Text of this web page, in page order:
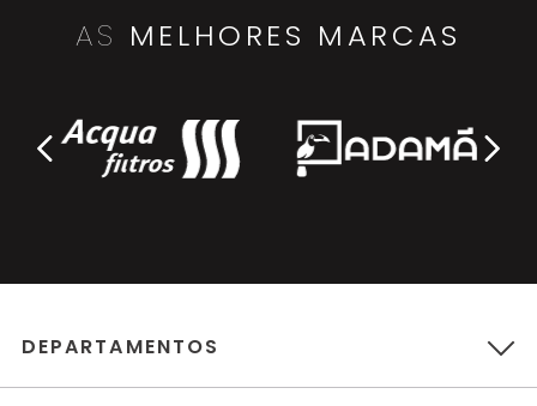
AS MELHORES MARCAS
DEPARTAMENTOS